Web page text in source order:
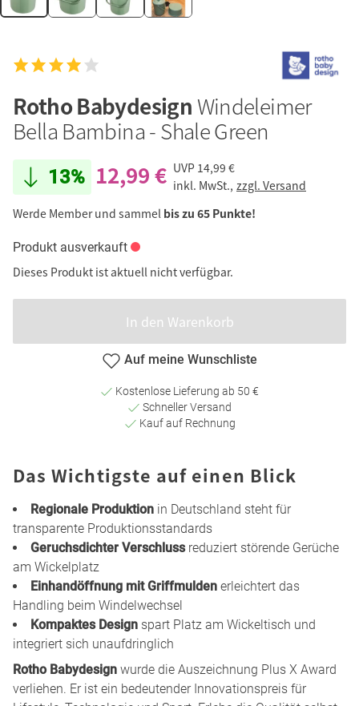
Rotho Babydesign Windeleimer
Bella Bambina - Shale Green
13% 12,99 € UVP 14,99 €
inkl. MwSt., zzgl. Versand
Werde Member und sammel bis zu 65 Punkte!
Produkt ausverkauft
Dieses Produkt ist aktuell nicht verfügbar.
In den Warenkorb
Auf meine Wunschliste
Kostenlose Lieferung ab 50 €
Schneller Versand
Kauf auf Rechnung
Das Wichtigste auf einen Blick
Regionale Produktion in Deutschland steht für
transparente Produktionsstandards
Geruchsdichter Verschlussreduziert störende Gerüche
am Wickelplatz
Einhandöffnung mit Griffmulden erleichtert das
Handling beim Windelwechsel
Kompaktes Design spart Platz am Wickeltisch und
integriert sich unaufdringlich
Rotho Babydesign wurde die Auszeichnung Plus X Award
verliehen. Er ist ein bedeutender Innovationspreis für